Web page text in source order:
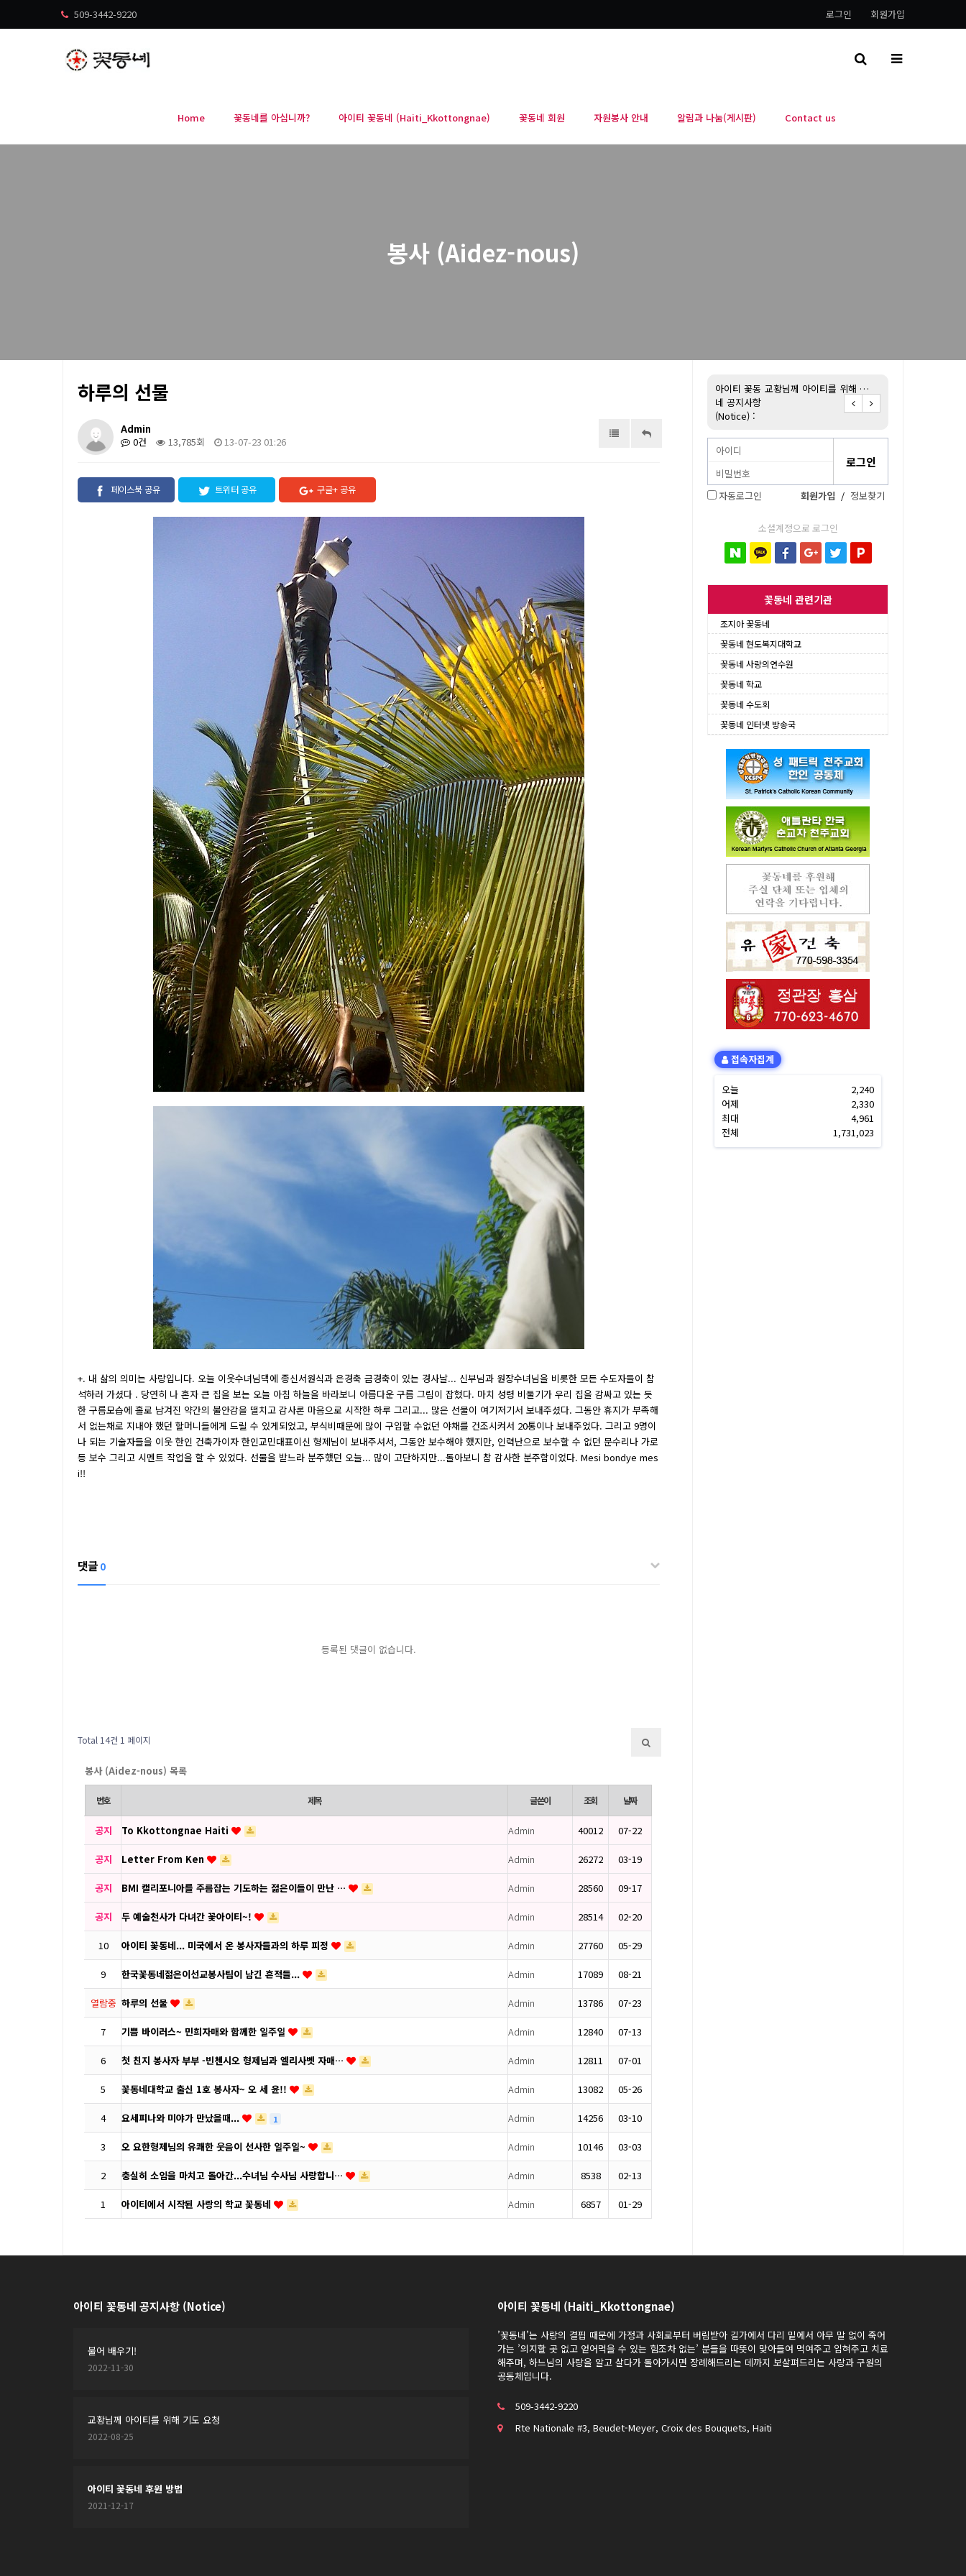
회원가입
로그인
509-3442-9220
Home 꽃동네를 아십니까? 아이티 꽃동네 (Haiti_Kkottongnae) 꽃동네 회원 자원봉사 안내 알림과 나눔(게시판) Contact us
봉사 (Aidez-nous)
하루의 선물
Admin
0건
13,785회 13-07-23 01:26
페이스북 공유 트위터 공유 구글+ 공유
+. 내 삶의 의미는 사랑입니다. 오늘 이웃수녀님댁에 종신서원식과 은경축 금경축이 있는 경사날... 신부님과 원장수녀님을 비롯한 모든 수도자들이 참
석하러 가셨다 . 당연히 나 혼자 큰 집을 보는 오늘 아침 하늘을 바라보니 아름다운 구름 그림이 잡혔다. 마치 성령 비둘기가 우리 집을 감싸고 있는 듯
한 구름모습에 홀로 남겨진 약간의 불안감을 떨치고 감사론 마음으로 시작한 하루 그리고... 많은 선물이 여기저기서 보내주셨다. 그동안 휴지가 부족해
서 없는채로 지내야 했던 할머니들에게 드릴 수 있게되었고, 부식비때문에 많이 구입할 수없던 야채를 건조시켜서 20통이나 보내주었다. 그리고 9명이
나 되는 기술자들을 이웃 한인 건축가이자 한인교민대표이신 형제님이 보내주셔서, 그동안 보수해야 했지만, 인력난으로 보수할 수 없던 문수리나 가로
등 보수 그리고 시멘트 작업을 할 수 있었다. 선물을 받느라 분주했던 오늘... 많이 고단하지만...돌아보니 참 감사한 분주함이었다. Mesi bondye mes
i!!
댓글 0
등록된 댓글이 없습니다.
Total 14건 1 페이지
봉사 (Aidez-nous) 목록
번호 제목 글쓴이 조회 날짜
공지 To Kkottongnae Haiti Admin 40012 07-22
공지 Letter From Ken Admin 26272 03-19
공지 BMI 캘리포니아를 주름잡는 기도하는 젊은이들이 만난 … Admin 28560 09-17
공지 두 예술천사가 다녀간 꽃아이티~! Admin 28514 02-20
10 아이티 꽃동네... 미국에서 온 봉사자들과의 하루 피정 Admin 27760 05-29
9 한국꽃동네젊은이선교봉사팀이 남긴 흔적들... Admin 17089 08-21
열람중 하루의 선물 Admin 13786 07-23
7 기쁨 바이러스~ 민희자매와 함께한 일주일 Admin 12840 07-13
6 첫 친지 봉사자 부부 -빈첸시오 형제님과 엘리사벳 자매… Admin 12811 07-01
5 꽃동네대학교 출신 1호 봉사자~ 오 세 윤!! Admin 13082 05-26
4 요세피나와 미야가 만났을때... 1 Admin 14256 03-10
3 오 요한형제님의 유쾌한 웃음이 선사한 일주일~ Admin 10146 03-03
2 충실히 소임을 마치고 돌아간...수녀님 수사님 사랑합니… Admin 8538 02-13
1 아이티에서 시작된 사랑의 학교 꽃동네 Admin 6857 01-29
아이티 꽃동
네 공지사항
(Notice) :
교황님께 아이티를 위해 …
자동로그인 회원가입 / 정보찾기
소셜계정으로 로그인
꽃동네 관련기관
조지아 꽃동네
꽃동네 현도복지대학교
꽃동네 사랑의연수원
꽃동네 학교
꽃동네 수도회
꽃동네 인터넷 방송국
접속자집계
오늘
2,240
어제
2,330
최대
4,961
전체
1,731,023
아이티 꽃동네 공지사항 (Notice)
불어 배우기!
2022-11-30
교황님께 아이티를 위해 기도 요청
2022-08-25
아이티 꽃동네 후원 방법
2021-12-17
아이티 꽃동네 (Haiti_Kkottongnae)
’꽃동네’는 사랑의 결핍 때문에 가정과 사회로부터 버림받아 길가에서 다리 밑에서 아무 말 없이 죽어
가는 ’의지할 곳 없고 얻어먹을 수 있는 힘조차 없는’ 분들을 따뜻이 맞아들여 먹여주고 입혀주고 치료
해주며, 하느님의 사랑을 알고 살다가 돌아가시면 장례해드리는 데까지 보살펴드리는 사랑과 구원의
공동체입니다.
509-3442-9220
Rte Nationale #3, Beudet-Meyer, Croix des Bouquets, Haiti